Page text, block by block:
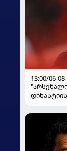
13:00/06-